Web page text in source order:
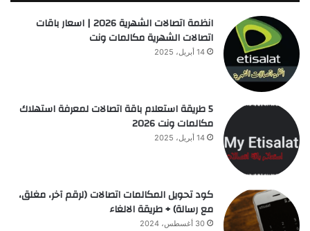
انظمة اتصالات الشهرية 2026 | اسعار باقات
اتصالات الشهرية مكالمات ونت
14 أبريل، 2025
5 طريقة استعلام باقة اتصالات لمعرفة استهلاك
مكالمات ونت 2026
14 أبريل، 2025
كود تحويل المكالمات اتصالات (لرقم آخر، مغلق،
مع رسالة) + طريقة الالغاء
30 أغسطس، 2024